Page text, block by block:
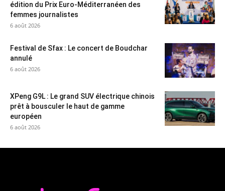
édition du Prix Euro-Méditerranéen des
femmes journalistes
6 août 2026
Festival de Sfax : Le concert de Boudchar
annulé
6 août 2026
XPeng G9L : Le grand SUV électrique chinois
prêt à bousculer le haut de gamme
européen
6 août 2026